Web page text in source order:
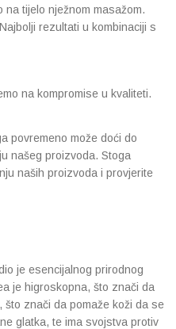
tijelo nježnom masažom.
rezultati u kombinaciji s
na kompromise u kvaliteti.
povremeno može doći do
našeg proizvoda. Stoga
naših proizvoda i provjerite
je esencijalnog prirodnog
je higroskopna, što znači da
što znači da pomaže koži da se
glatka, te ima svojstva protiv